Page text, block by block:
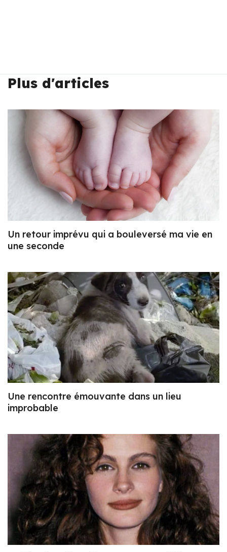
Plus d'articles
Un retour imprévu qui a bouleversé ma vie en
une seconde
Une rencontre émouvante dans un lieu
improbable